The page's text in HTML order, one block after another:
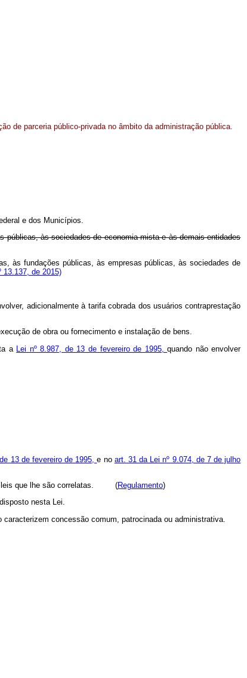
de parceria público-privada no âmbito da administração pública.
e dos Municípios.
às sociedades de economia mista e às demais entidades
às fundações públicas, às empresas públicas, às sociedades de
13.137, de 2015)
adicionalmente à tarifa cobrada dos usuários contraprestação
de obra ou fornecimento e instalação de bens.
a Lei nº 8.987, de 13 de fevereiro de 1995,quando não envolver
13 de fevereiro de 1995,e no art. 31 da Lei nº 9.074, de 7 de julho
leis que lhe são correlatas. (Regulamento)
nesta Lei.
concessão comum, patrocinada ou administrativa.